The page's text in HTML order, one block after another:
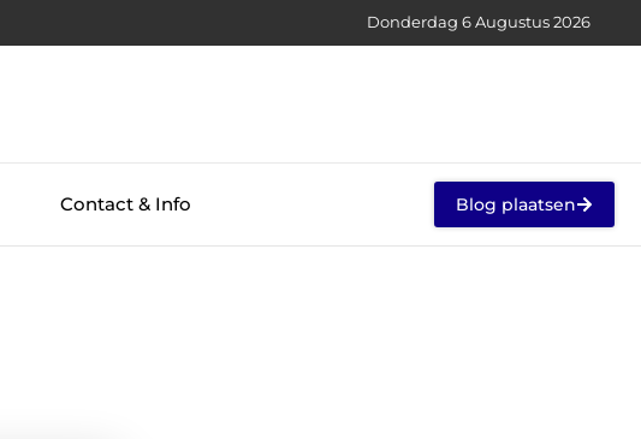
Donderdag 6 Augustus 2026
Contact & Info Blog plaatsen